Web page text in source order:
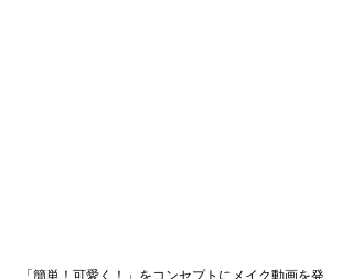
「簡単！可愛く！」をコンセプトにメイク動画を発